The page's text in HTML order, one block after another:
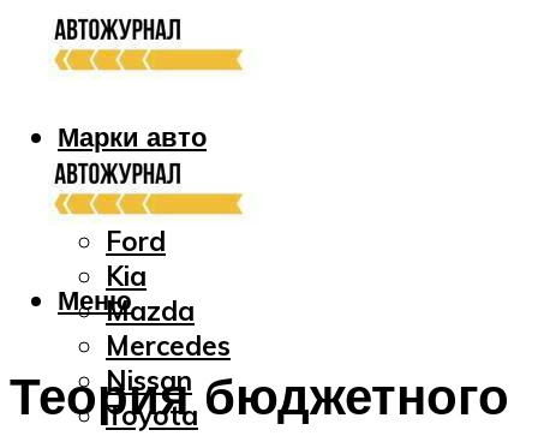
Марки авто
Audi
Bmw
Ford
Kia
Mazda
Mercedes
Nissan
Toyota
Меню
Теория бюджетного